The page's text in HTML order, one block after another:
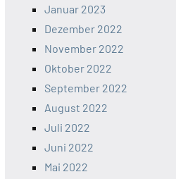
Januar 2023
Dezember 2022
November 2022
Oktober 2022
September 2022
August 2022
Juli 2022
Juni 2022
Mai 2022